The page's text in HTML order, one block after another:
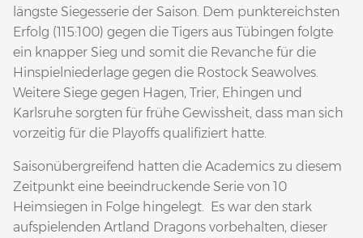
längste Siegesserie der Saison. Dem punktereichsten
Erfolg (115:100) gegen die Tigers aus Tübingen folgte
ein knapper Sieg und somit die Revanche für die
Hinspielniederlage gegen die Rostock Seawolves.
Weitere Siege gegen Hagen, Trier, Ehingen und
Karlsruhe sorgten für frühe Gewissheit, dass man sich
vorzeitig für die Playoffs qualifiziert hatte.
Saisonübergreifend hatten die Academics zu diesem
Zeitpunkt eine beeindruckende Serie von 10
Heimsiegen in Folge hingelegt. Es war den stark
aufspielenden Artland Dragons vorbehalten, dieser